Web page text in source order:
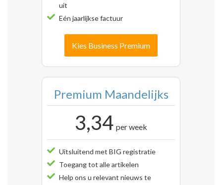
uit
Eén jaarlijkse factuur
Kies Business Premium
Premium Maandelijks
3,34 per week
Uitsluitend met BIG registratie
Toegang tot alle artikelen
Help ons u relevant nieuws te